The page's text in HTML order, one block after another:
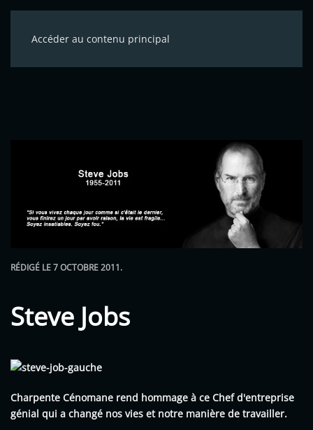
Accéder au contenu principal
RÉDIGÉ LE7 OCTOBRE 2011.
Steve Jobs
Charpente Cénomane rend hommage à ce Chef d'entreprise
génial qui a changé nos vies et notre manière de travailler.